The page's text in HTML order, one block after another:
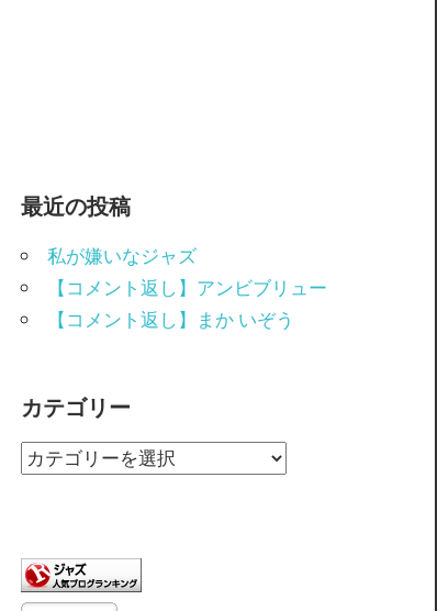
最近の投稿
私が嫌いなジャズ
【コメント返し】アンビブリュー
【コメント返し】まか いぞう
カテゴリー
カ
リ
ー